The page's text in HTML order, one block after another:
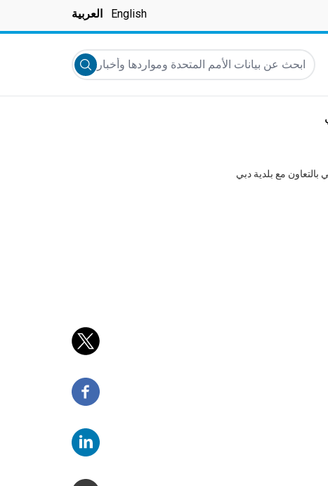
English العربية
ابحث عن بيانات الأمم المتحدة ومواردها وأخبارها والمزيد...
Submit search
مع بلدية دبي